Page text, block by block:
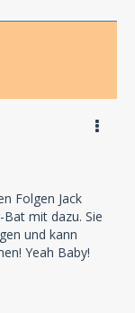
Folgen Jack
mit dazu. Sie
und kann
Yeah Baby!